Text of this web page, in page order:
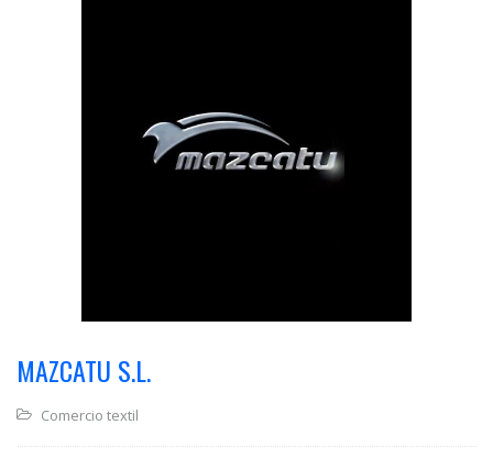
MAZCATU S.L.
Comercio textil